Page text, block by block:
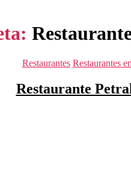
Categorías
Restaurantes Restaurantes
Restaurante